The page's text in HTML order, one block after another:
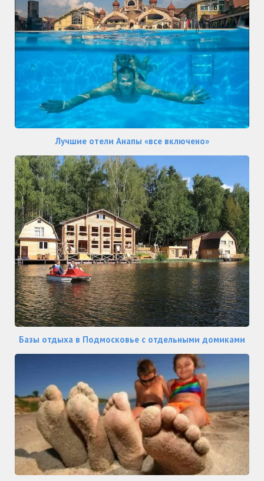
Лучшие отели Анапы «все включено»
Базы отдыха в Подмосковье с отдельными домиками